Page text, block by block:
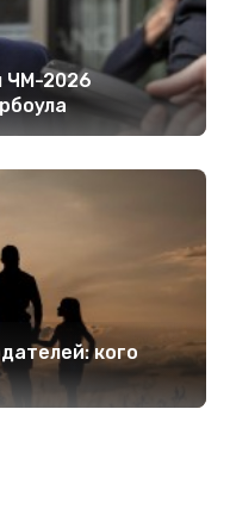
ЧМ-2026
кого